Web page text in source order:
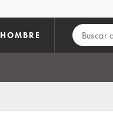
HOMBRE